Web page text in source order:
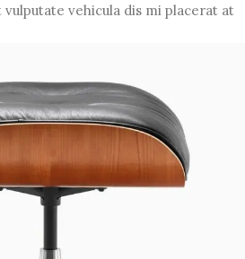
vehicula dis mi placerat at